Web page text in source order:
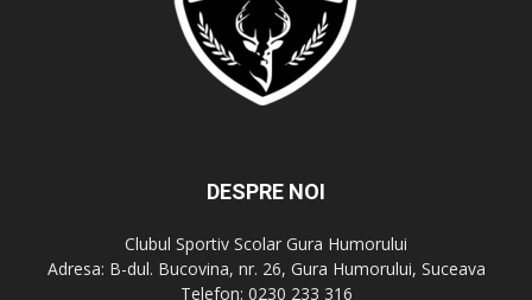
DESPRE NOI
Clubul Sportiv Scolar Gura Humorului
Adresa: B-dul. Bucovina, nr. 26, Gura Humorului, Suceava
Telefon: 0230 233 316